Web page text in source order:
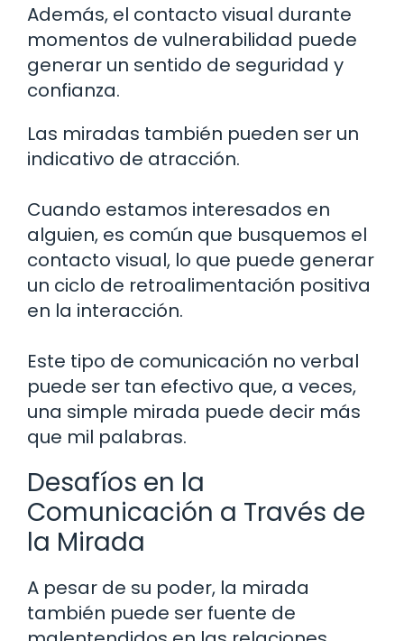
Además, el contacto visual durante
momentos de vulnerabilidad puede
generar un sentido de seguridad y
confianza.
Las miradas también pueden ser un
indicativo de atracción.
Cuando estamos interesados en
alguien, es común que busquemos el
contacto visual, lo que puede generar
un ciclo de retroalimentación positiva
en la interacción.
Este tipo de comunicación no verbal
puede ser tan efectivo que, a veces,
una simple mirada puede decir más
que mil palabras.
Desafíos en la
Comunicación a Través de
la Mirada
A pesar de su poder, la mirada
también puede ser fuente de